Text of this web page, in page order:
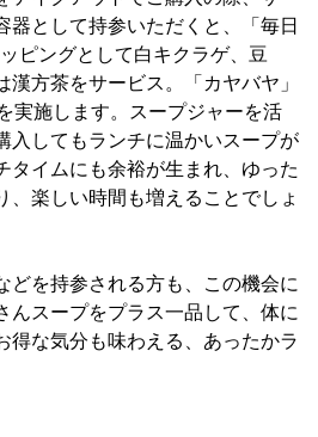
器として持参いただくと、「毎日
ピングとして白キクラゲ、豆
方茶をサービス。「カヤバヤ」
実施します。スープジャーを活
入してもランチに温かいスープが
タイムにも余裕が生まれ、ゆった
、楽しい時間も増えることでしょ
どを持参される方も、この機会に
んスープをプラス一品して、体に
得な気分も味わえる、あったかラ